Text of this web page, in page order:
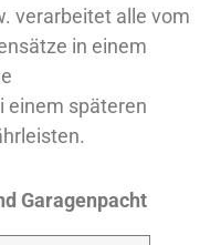
verarbeitet alle vom
in einem
einem späteren
Garagenpacht